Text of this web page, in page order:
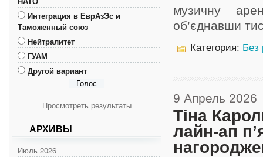
Интеграция в ЕврАзЭс и
Таможенный союз
Нейтралитет
ГУАМ
Другой вариант
Просмотреть результаты
АРХИВЫ
Июль 2026
музичну
об’єднавши
Категория: Без
9 Апрель 2026
Тіна
лайн-ап